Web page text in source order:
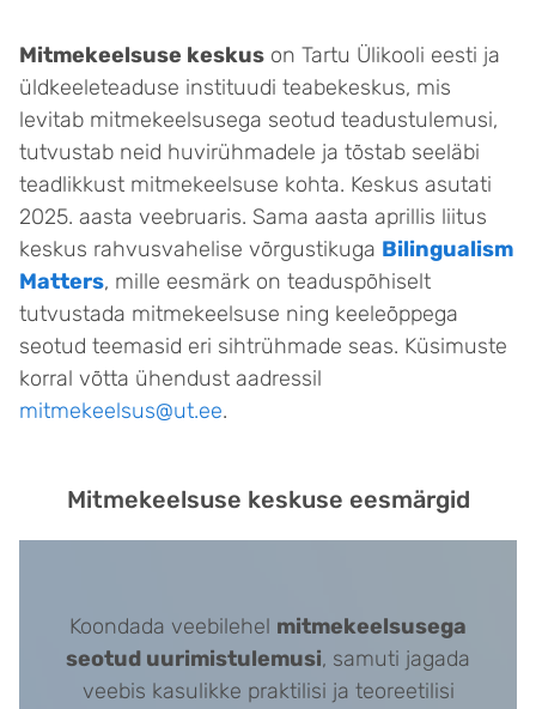
Mitmekeelsuse keskus on Tartu Ülikooli eesti ja
üldkeeleteaduse instituudi teabekeskus, mis
levitab mitmekeelsusega seotud teadustulemusi,
tutvustab neid huvirühmadele ja tõstab seeläbi
teadlikkust mitmekeelsuse kohta. Keskus asutati
2025. aasta veebruaris. Sama aasta aprillis liitus
keskus rahvusvahelise võrgustikuga Bilingualism
Matters, mille eesmärk on teaduspõhiselt
tutvustada mitmekeelsuse ning keeleõppega
seotud teemasid eri sihtrühmade seas. Küsimuste
korral võtta ühendust aadressil
mitmekeelsus@ut.ee.
Mitmekeelsuse keskuse eesmärgid
Koondada veebilehel mitmekeelsusega
seotud uurimistulemusi, samuti jagada
veebis kasulikke praktilisi ja teoreetilisi